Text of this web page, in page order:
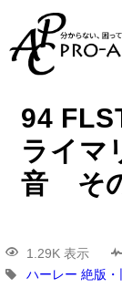
94
ライマ
音 そ
1.29K 表示
ハーレー 絶版・